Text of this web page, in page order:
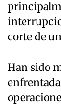
corte de
Han sido